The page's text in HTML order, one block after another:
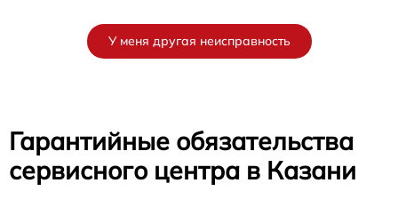
У меня другая неисправность
Гарантийные обязательства
сервисного центра в Казани